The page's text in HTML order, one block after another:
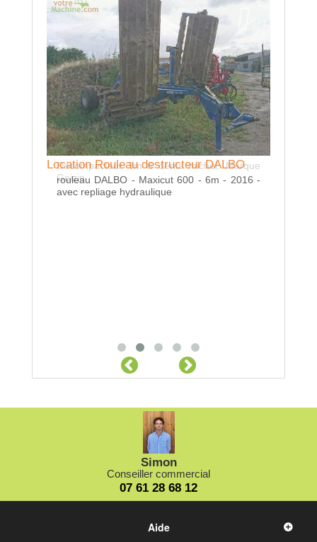
Location Rouleau destructeur DALBO
rouleau DALBO - Maxicut 600 - 6m - 2016 -
avec repliage hydraulique
Location Décompacteur GOIZIN
Décompacteur 3m 6 dents michel. Marque
Goizin
Simon
Conseiller commercial
07 61 28 68 12
Aide